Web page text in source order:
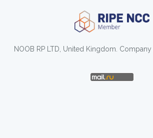
NOOB RP LTD, United Kingdom.